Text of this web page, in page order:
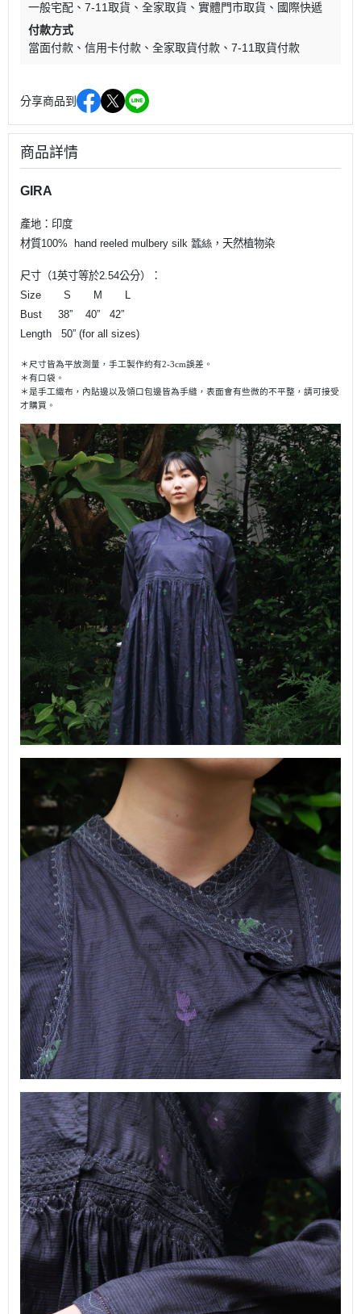
一般宅配
7-11取貨 全家取貨 實體門市取貨
國際快遞
付款方式
當面付款
信用卡付款 全家取貨付款 7-11取貨付款
分享商品到
商品詳情
GIRA
產地：印度
材質100% hand reeled mulbery silk 蠶絲 ， 天然植物染
尺寸（1英寸等於2.54公分）：
Size S M L
Bust 38” 40” 42”
Length 50” (for all sizes)
＊尺寸皆為平放測量，手工製作約有2-3cm誤差。
＊有口袋。
＊是手工織布，內貼邊以及領口包邊皆為手縫， 表面會有些微的不平整， 請可接受
才購買。